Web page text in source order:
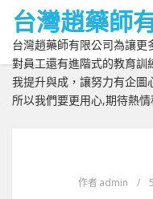
台灣趙藥師
台灣趙藥師有限公司為讓
對員工還有進階式的教育
我提升與成，讓努力有企圖
所以我們要更用心,期待熱
作者admin /